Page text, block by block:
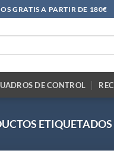
GRATIS A PARTIR DE 180€
DE CONTROL